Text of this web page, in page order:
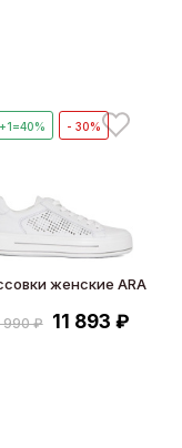
- 30%
женские ARA
990 ₽ 11 893 ₽